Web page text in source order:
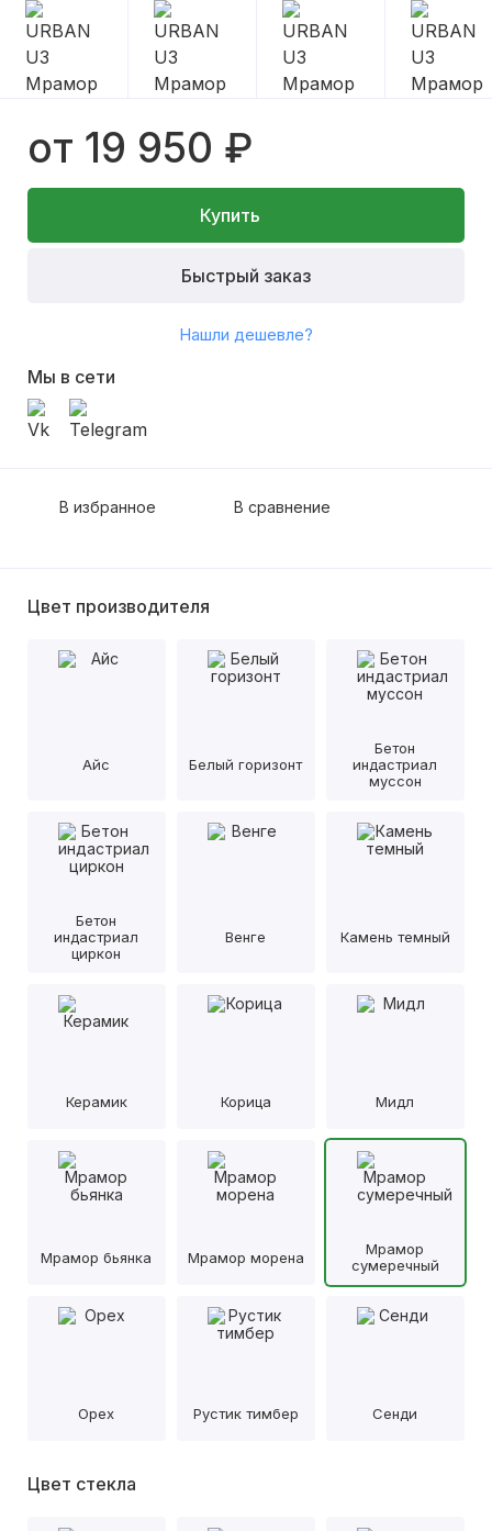
от 19 950 ₽
Купить
Быстрый заказ
Нашли дешевле?
Мы в сети
В избранное В сравнение
Цвет производителя
Айс Белый горизонт
Бетон
индастриал
муссон
Бетон
индастриал
циркон
Венге Камень темный
Керамик Корица Мидл
Мрамор бьянка Мрамор морена
Мрамор
сумеречный
Орех Рустик тимбер Сенди
Цвет стекла